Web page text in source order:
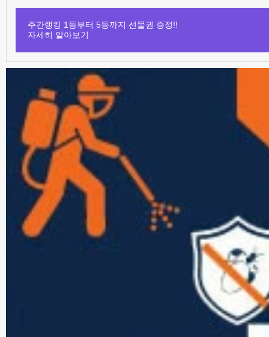
주간랭킹 1등부터 5등까지 선물권 증정!!
자세히 알아보기